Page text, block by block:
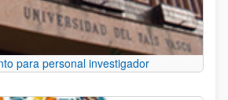
para personal investigador